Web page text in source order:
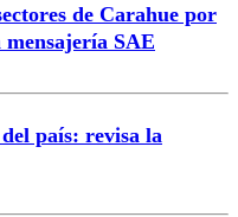
de Carahue por
SAE
país: revisa la